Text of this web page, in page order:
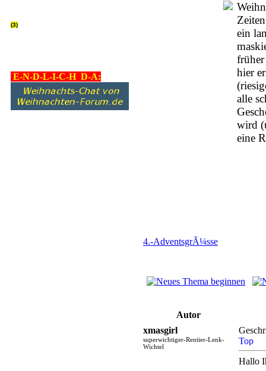
(3)
E-N-D-L-I-C-H D-A:
ein
hier
alle
wird
eine
4.-AdventsgrÃ¼sse
Autor
xmasgirl
superwichtiger-Rentier-Lenk-
Wichtel
Hallo